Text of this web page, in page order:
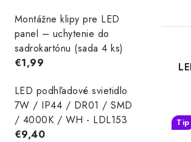
Montážne klipy pre LED
panel – uchytenie do
sadrokartónu (sada 4 ks)
€1,99
LED podhľadové svietidlo
7W / IP44 / DR01 / SMD
/ 4000K / WH - LDL153
€9,40
Tip